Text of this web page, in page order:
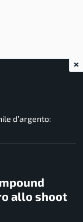
d’argento:
allo shoot
×